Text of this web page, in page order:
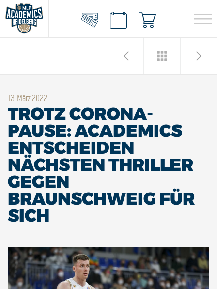
13. März 2022
TROTZ CORONA-
PAUSE: ACADEMICS
ENTSCHEIDEN
NÄCHSTEN THRILLER
GEGEN
BRAUNSCHWEIG FÜR
SICH